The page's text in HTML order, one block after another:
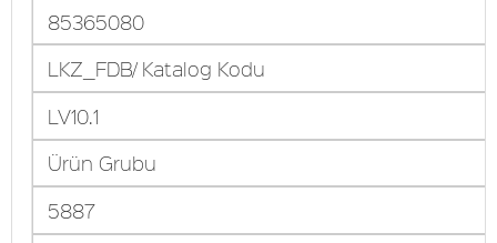
85365080
LKZ_FDB/ Katalog Kodu
LV10.1
Ürün Grubu
5887